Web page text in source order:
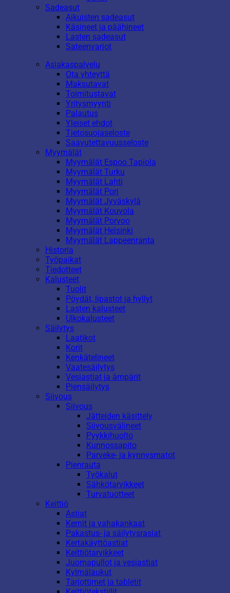
Sadeasut
Aikuisten sadeasut
Käsineet ja päähineet
Lasten sadeasut
Sateenvarjot
Asiakaspalvelu
Ota yhteyttä
Maksutavat
Toimitustavat
Yritysmyynti
Palautus
Yleiset ehdot
Tietosuojaseloste
Saavutettavuusseloste
Myymälät
Myymälät Espoo Tapiola
Myymälät Turku
Myymälät Lahti
Myymälät Pori
Myymälät Jyväskylä
Myymälät Kouvola
Myymälät Porvoo
Myymälät Helsinki
Myymälät Lappeenranta
Historia
Työpaikat
Tiedotteet
Kalusteet
Tuolit
Pöydät, lipastot ja hyllyt
Lasten kalusteet
Ulkokalusteet
Säilytys
Laatikot
Korit
Kenkätelineet
Vaatesäilytys
Vesiastiat ja ämpärit
Piensäilytys
Siivous
Siivous
Jätteiden käsittely
Siivousvälineet
Pyykkihuolto
Kunnossapito
Parveke- ja kynnysmatot
Pienrauta
Työkalut
Sähkötarvikkeet
Turvatuotteet
Keittiö
Astiat
Kernit ja vahakankaat
Pakastus- ja säilytysrasiat
Kertakäyttöastiat
Keittiötarvikkeet
Juomapullot ja vesiastiat
Kylmälaukut
Tarjottimet ja tabletit